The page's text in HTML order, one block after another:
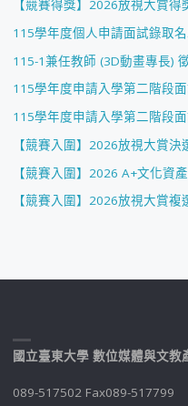
【競賽得獎】2026放視大賞得
115學年度個人申請面試錄取
115-1兼任教師 (3D動畫專長)
115學年度申請入學第二階段
115學年度申請入學第二階段
【競賽入圍】2026放視大賞決
【競賽入圍】2026 A+文化資
【競賽入圍】2026放視大賞複
國立臺東大學 數位媒體與文教
089-517502 Fax089-517799